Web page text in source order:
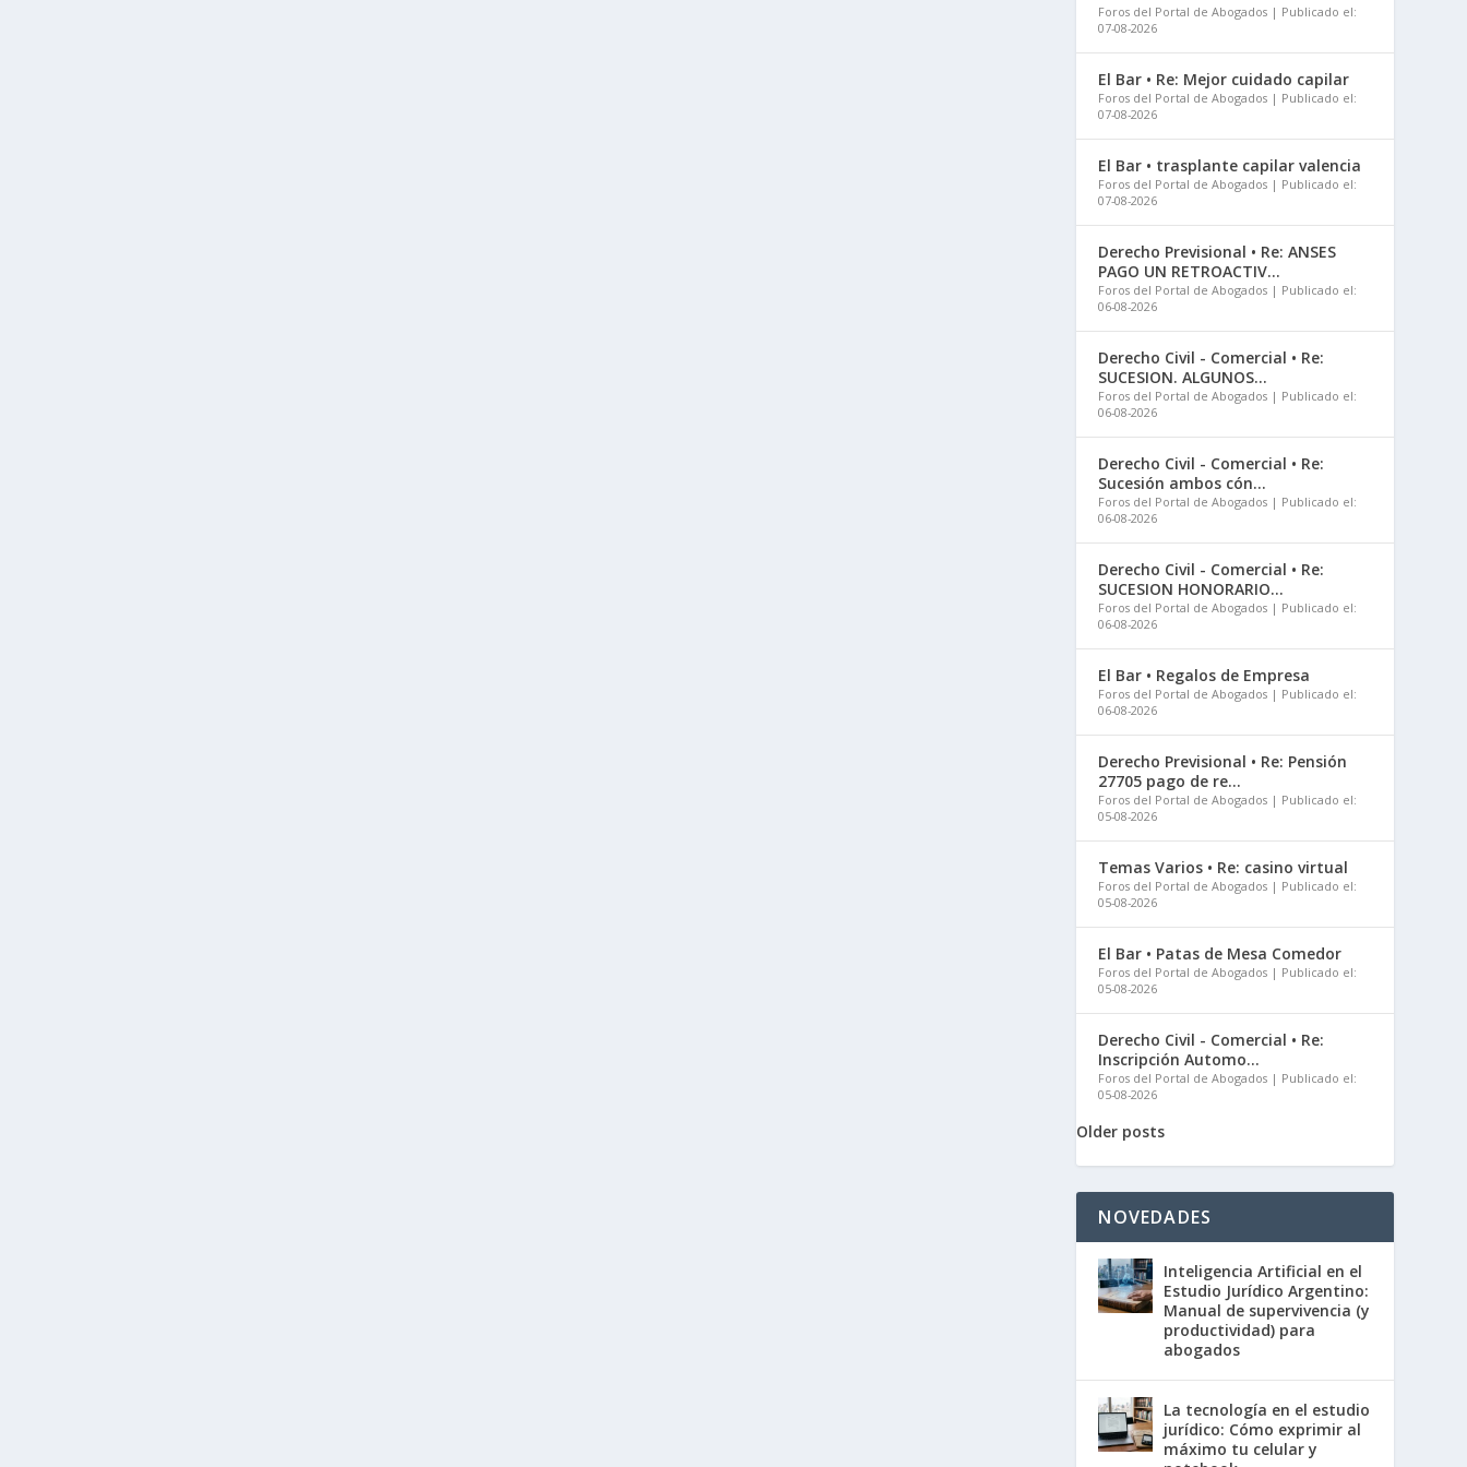
Foros del Portal de Abogados
Publicado el:
07-08-2026
El Bar • Re: Mejor cuidado capilar
Foros del Portal de Abogados
Publicado el:
07-08-2026
El Bar • trasplante capilar valencia
Foros del Portal de Abogados
Publicado el:
07-08-2026
Derecho Previsional • Re: ANSES
PAGO UN RETROACTIV...
Foros del Portal de Abogados
Publicado el:
06-08-2026
Derecho Civil - Comercial • Re:
SUCESION. ALGUNOS...
Foros del Portal de Abogados
Publicado el:
06-08-2026
Derecho Civil - Comercial • Re:
Sucesión ambos cón...
Foros del Portal de Abogados
Publicado el:
06-08-2026
Derecho Civil - Comercial • Re:
SUCESION HONORARIO...
Foros del Portal de Abogados
Publicado el:
06-08-2026
El Bar • Regalos de Empresa
Foros del Portal de Abogados
Publicado el:
06-08-2026
Derecho Previsional • Re: Pensión
27705 pago de re...
Foros del Portal de Abogados
Publicado el:
05-08-2026
Temas Varios • Re: casino virtual
Foros del Portal de Abogados
Publicado el:
05-08-2026
El Bar • Patas de Mesa Comedor
Foros del Portal de Abogados
Publicado el:
05-08-2026
Derecho Civil - Comercial • Re:
Inscripción Automo...
Foros del Portal de Abogados
Publicado el:
05-08-2026
Older posts
NOVEDADES
Inteligencia Artificial en el
Estudio Jurídico Argentino:
Manual de supervivencia (y
productividad) para
abogados
La tecnología en el estudio
jurídico: Cómo exprimir al
máximo tu celular y